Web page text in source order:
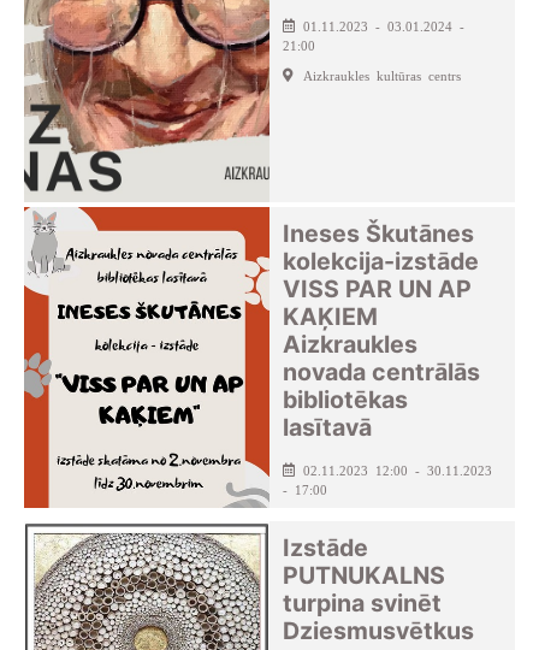
01.11.2023 - 03.01.2024 -
21:00
Aizkraukles kultūras centrs
Ineses Škutānes
kolekcija-izstāde
VISS PAR UN AP
KAĶIEM
Aizkraukles
novada centrālās
bibliotēkas
lasītavā
02.11.2023 12:00 - 30.11.2023
- 17:00
Izstāde
PUTNUKALNS
turpina svinēt
Dziesmusvētkus